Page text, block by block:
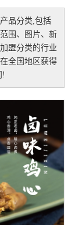
品分类,包括
围、图片、新
盟分类的行业
全国地区获得
!